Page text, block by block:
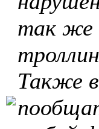
так же
Также